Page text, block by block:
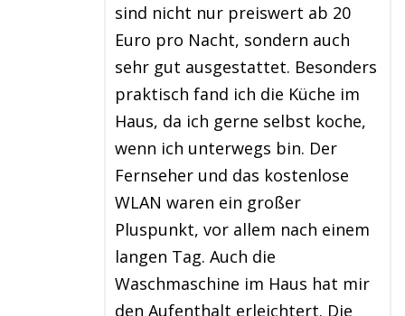
sind nicht nur preiswert ab 20
Euro pro Nacht, sondern auch
sehr gut ausgestattet. Besonders
praktisch fand ich die Küche im
Haus, da ich gerne selbst koche,
wenn ich unterwegs bin. Der
Fernseher und das kostenlose
WLAN waren ein großer
Pluspunkt, vor allem nach einem
langen Tag. Auch die
Waschmaschine im Haus hat mir
den Aufenthalt erleichtert. Die